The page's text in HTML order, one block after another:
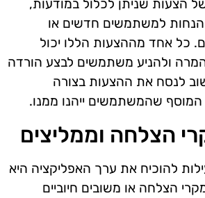
הצעות שניתן לכלול במודעות,
הנחות למשתמשים חדשים או
כל אחד מההצעות הללו יכול
ולהניע משתמשים לבצע הורדה
לנסח את ההצעות בצורה
שהמשתמשים ייהנו ממנו.
הצלחה וממליצים
להוכיח את ערך האפליקציה היא
הצלחה או משובים חיוביים